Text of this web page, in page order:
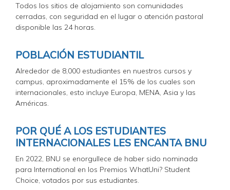
Todos los sitios de alojamiento son comunidades
cerradas, con seguridad en el lugar o atención pastoral
disponible las 24 horas.
POBLACIÓN ESTUDIANTIL
Alrededor de 8,000 estudiantes en nuestros cursos y
campus, aproximadamente el 15% de los cuales son
internacionales, esto incluye Europa, MENA, Asia y las
Américas.
POR QUÉ A LOS ESTUDIANTES
INTERNACIONALES LES ENCANTA BNU
En 2022, BNU se enorgullece de haber sido nominada
para International en los Premios WhatUni? Student
Choice, votados por sus estudiantes.